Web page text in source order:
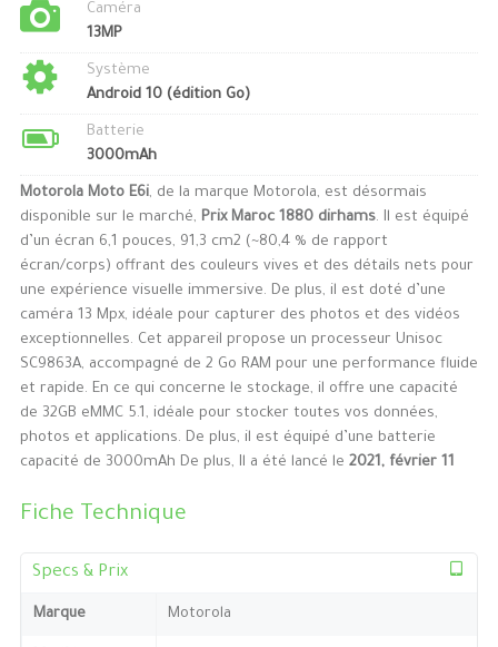
Caméra
13MP
Système
Android 10 (édition Go)
Batterie
3000mAh
Motorola Moto E6i, de la marque Motorola, est désormais
disponible sur le marché, Prix Maroc 1880 dirhams. Il est équipé
d’un écran 6,1 pouces, 91,3 cm2 (~80,4 % de rapport
écran/corps) offrant des couleurs vives et des détails nets pour
une expérience visuelle immersive. De plus, il est doté d’une
caméra 13 Mpx, idéale pour capturer des photos et des vidéos
exceptionnelles. Cet appareil propose un processeur Unisoc
SC9863A, accompagné de 2 Go RAM pour une performance fluide
et rapide. En ce qui concerne le stockage, il offre une capacité
de 32GB eMMC 5.1, idéale pour stocker toutes vos données,
photos et applications. De plus, il est équipé d’une batterie
capacité de 3000mAh De plus, Il a été lancé le 2021, février 11
Fiche Technique
Specs & Prix
Marque Motorola